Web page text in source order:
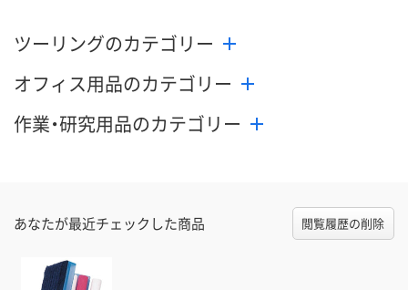
ツーリングのカテゴリー
オフィス用品のカテゴリー
作業・研究用品のカテゴリー
あなたが最近チェックした商品 閲覧履歴の削除